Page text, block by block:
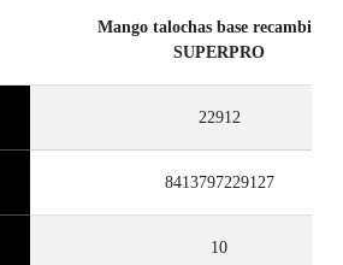
GARANTÍA GRATUITA
EXTENDIDA EN PRODUCTOS
Mango talochas base recambiable
SUPERPRO
22912
8413797229127
10